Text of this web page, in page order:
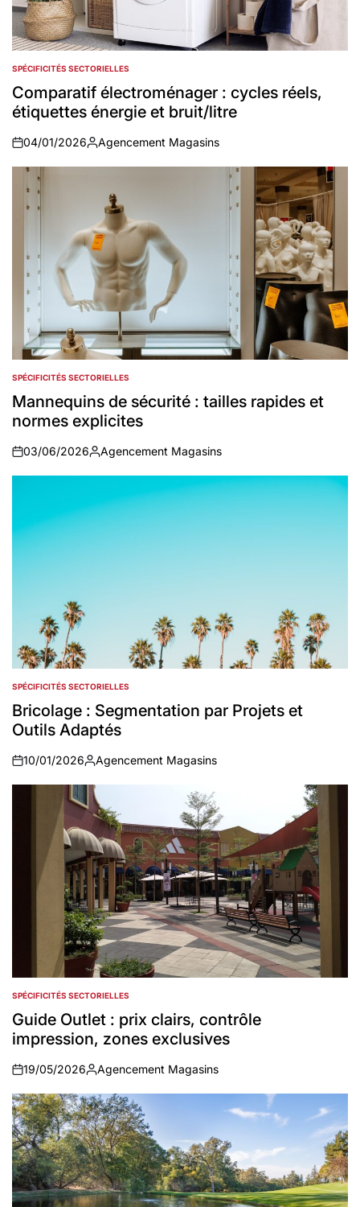
POSTED
IN
SPÉCIFICITÉS SECTORIELLES
Comparatif électroménager : cycles réels,
étiquettes énergie et bruit/litre
on
04/01/2026
Auteur
Agencement Magasins
POSTED
IN
SPÉCIFICITÉS SECTORIELLES
Mannequins de sécurité : tailles rapides et
normes explicites
on
03/06/2026
Auteur
Agencement Magasins
POSTED
IN
SPÉCIFICITÉS SECTORIELLES
Bricolage : Segmentation par Projets et
Outils Adaptés
on
10/01/2026
Auteur
Agencement Magasins
POSTED
IN
SPÉCIFICITÉS SECTORIELLES
Guide Outlet : prix clairs, contrôle
impression, zones exclusives
on
19/05/2026
Auteur
Agencement Magasins